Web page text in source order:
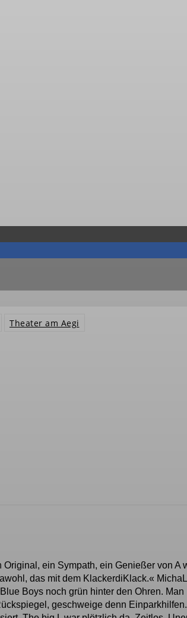
Theater am Aegi
ein Sympath, ein Genießer von A
das mit dem KlackerdiKlack.«
Boys noch grün hinter den Ohren. Man
geschweige denn Einparkhilfen.